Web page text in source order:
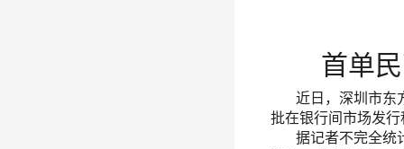
首单
近日，深圳市东方
批在银行间市场发
据记者不完全统计